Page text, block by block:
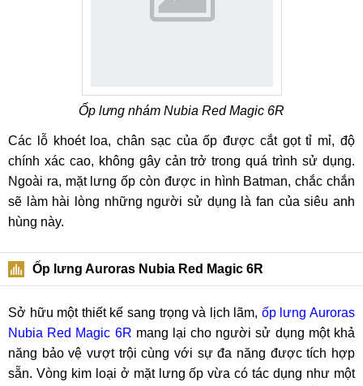
Ốp lưng nhám Nubia Red Magic 6R
Các lỗ khoét loa, chân sạc của ốp được cắt gọt tỉ mỉ, độ
chính xác cao, không gây cản trở trong quá trình sử dụng.
Ngoài ra, mặt lưng ốp còn được in hình Batman, chắc chắn
sẽ làm hài lòng những người sử dụng là fan của siêu anh
hùng này.
Ốp lưng Auroras Nubia Red Magic 6R
Sở hữu một thiết kế sang trọng và lịch lãm, ốp lưng Auroras
Nubia Red Magic 6R mang lại cho người sử dụng một khả
năng bảo vệ vượt trội cùng với sự đa năng được tích hợp
sẵn. Vòng kim loại ở mặt lưng ốp vừa có tác dụng như một